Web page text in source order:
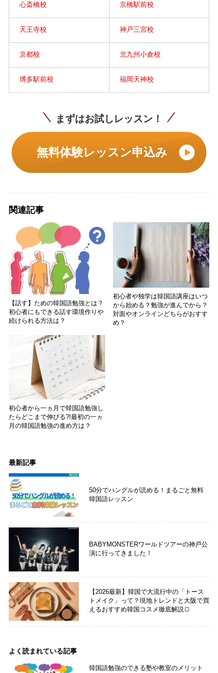
心斎橋校 京橋駅前校
天王寺校 神戸三宮校
京都校 北九州小倉校
博多駅前校 福岡天神校
まずはお試しレッスン！
無料体験レッスン申込み
関連記事
【話す】ための韓国語勉強とは？
初心者にもできる話す環境作りや
続けられる方法は？
初心者や独学は韓国語講座はいつ
から始める？勉強が進んでから？
対面やオンラインどちらがおすす
め？
初心者から一ヵ月で韓国語勉強し
たらどこまで伸びる?!最初の一ヵ
月の韓国語勉強の進め方は？
最新記事
50分でハングルが読める！まるごと無料
韓国語レッスン
BABYMONSTERワールドツアーの神戸公
演に行ってきました！
【2026最新】韓国で大流行中の「トース
トメイク」って？現地トレンドと大阪で買
えるおすすめ韓国コスメ徹底解説🍞
よく読まれている記事
韓国語勉強のできる塾や教室のメリット